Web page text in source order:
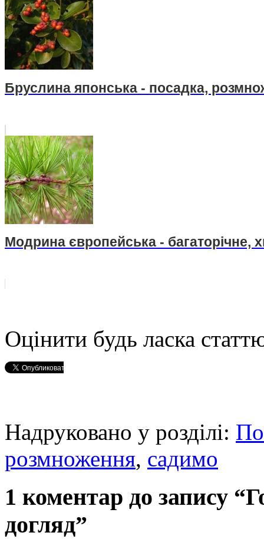
Бруслина японська - посадка,
Модрина європейська - багаторічне,
Оцінити будь ласка
Надруковано у розділі:
розмноження, садимо
1 коментар до запису
догляд”